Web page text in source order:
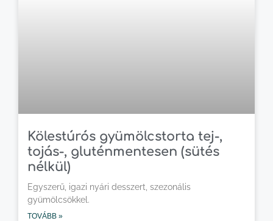
Kölestúrós gyümölcstorta tej-,
tojás-, gluténmentesen (sütés
nélkül)
Egyszerű, igazi nyári desszert, szezonális
gyümölcsökkel.
TOVÁBB »